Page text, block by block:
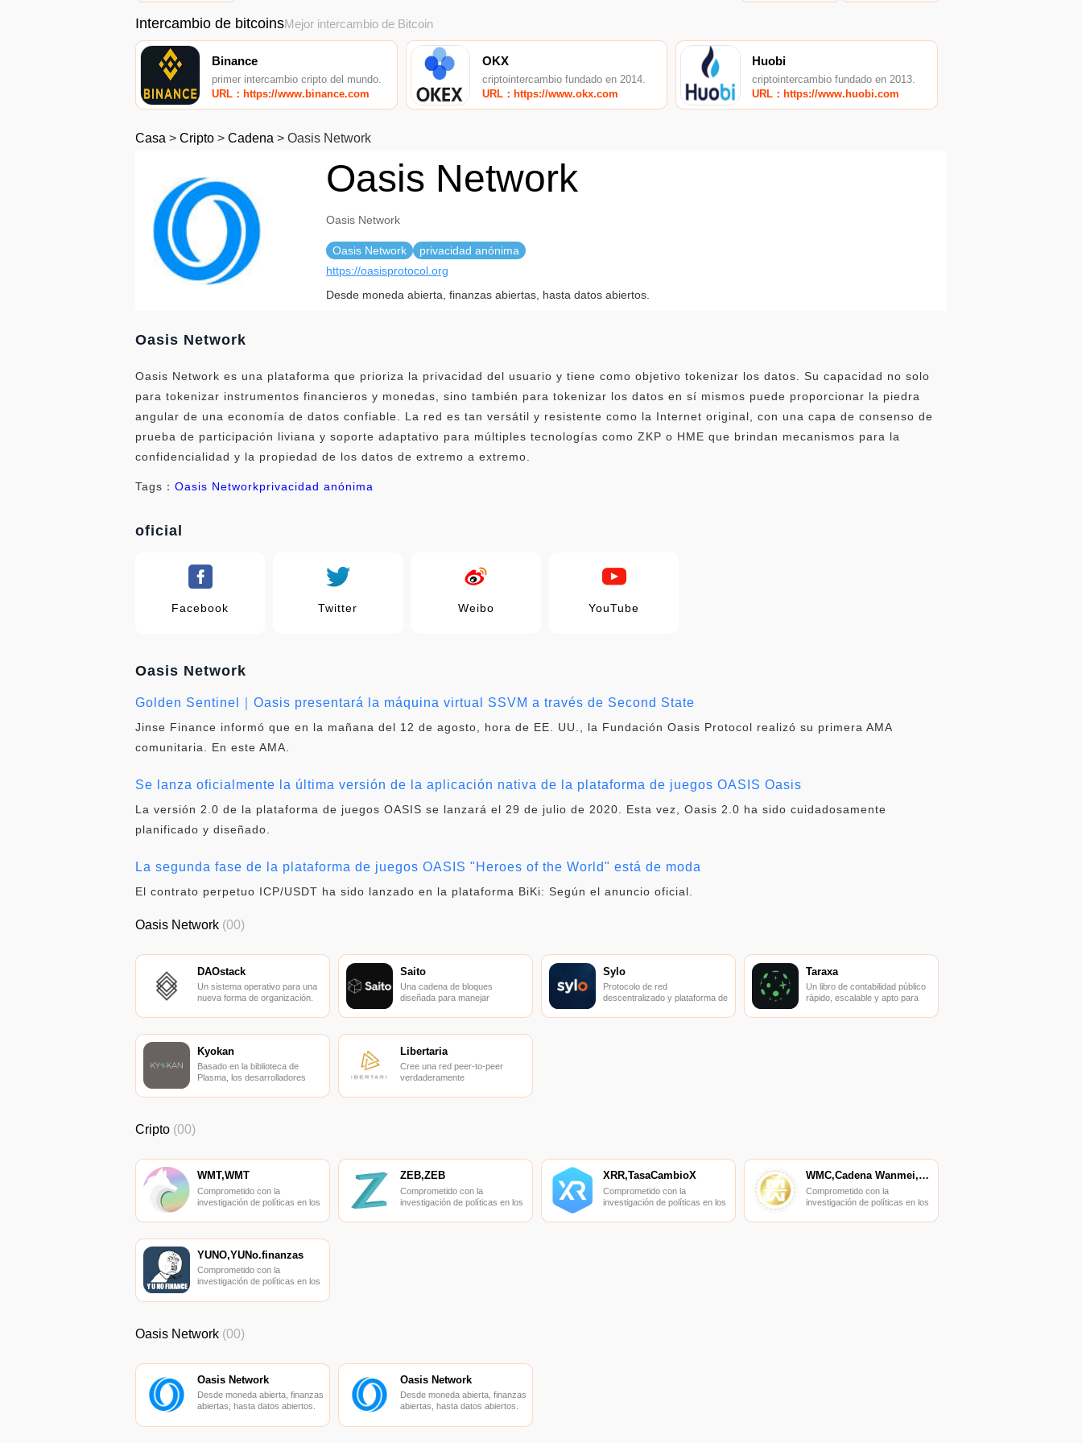
Intercambio de bitcoinsMejor intercambio de Bitcoin
Binance
primer intercambio cripto del mundo.
URL：https://www.binance.com
OKX
criptointercambio fundado en 2014.
URL：https://www.okx.com
Huobi
criptointercambio fundado en 2013.
URL：https://www.huobi.com
Casa > Cripto > Cadena > Oasis Network
Oasis Network
Oasis Network
Oasis Network
privacidad anónima
https://oasisprotocol.org
Desde moneda abierta, finanzas abiertas, hasta datos abiertos.
Oasis Network
Oasis Network es una plataforma que prioriza la privacidad del usuario y tiene como objetivo tokenizar los datos. Su capacidad no solo
para tokenizar instrumentos financieros y monedas, sino también para tokenizar los datos en sí mismos puede proporcionar la piedra
angular de una economía de datos confiable. La red es tan versátil y resistente como la Internet original, con una capa de consenso de
prueba de participación liviana y soporte adaptativo para múltiples tecnologías como ZKP o HME que brindan mecanismos para la
confidencialidad y la propiedad de los datos de extremo a extremo.
Tags： Oasis Networkprivacidad anónima
oficial
Facebook Twitter Weibo YouTube
Oasis Network
Golden Sentinel｜Oasis presentará la máquina virtual SSVM a través de Second State
Jinse Finance informó que en la mañana del 12 de agosto, hora de EE. UU., la Fundación Oasis Protocol realizó su primera AMA
comunitaria. En este AMA.
Se lanza oficialmente la última versión de la aplicación nativa de la plataforma de juegos OASIS Oasis
La versión 2.0 de la plataforma de juegos OASIS se lanzará el 29 de julio de 2020. Esta vez, Oasis 2.0 ha sido cuidadosamente
planificado y diseñado.
La segunda fase de la plataforma de juegos OASIS "Heroes of the World" está de moda
El contrato perpetuo ICP/USDT ha sido lanzado en la plataforma BiKi: Según el anuncio oficial.
Oasis Network (00)
DAOstack
Un sistema operativo para una
nueva forma de organización.
Saito
Una cadena de bloques
diseñada para manejar
Sylo
Protocolo de red
descentralizado y plataforma de
Taraxa
Un libro de contabilidad público
rápido, escalable y apto para
mejorar la credibilidad, el
Kyokan
Basado en la biblioteca de
Plasma, los desarrolladores
aplicaciones descentralizadas
Libertaria
Cree una red peer-to-peer
verdaderamente
Cripto (00)
WMT,WMT
Comprometido con la
investigación de políticas en los
las finanzas internacionales y
ZEB,ZEB
Comprometido con la
investigación de políticas en los
las finanzas internacionales y
XRR,TasaCambioX
Comprometido con la
investigación de políticas en los
las finanzas internacionales y
WMC,Cadena Wanmei,Cadena WM
Comprometido con la
investigación de políticas en los
las finanzas internacionales y
YUNO,YUNo.finanzas
Comprometido con la
investigación de políticas en los
las finanzas internacionales y
Oasis Network (00)
Oasis Network
Desde moneda abierta, finanzas
abiertas, hasta datos abiertos.
Oasis Network
Desde moneda abierta, finanzas
abiertas, hasta datos abiertos.